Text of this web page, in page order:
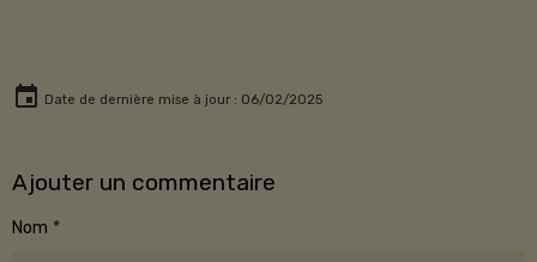
Date de dernière mise à jour : 06/02/2025
Ajouter un commentaire
Nom